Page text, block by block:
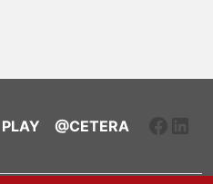
PLAY @CETERA